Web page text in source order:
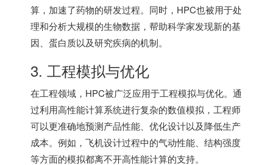
算，加速了药物的研发过程。同时，HPC也被用于处
理和分析大规模的生物数据，帮助科学家发现新的基
因、蛋白质以及研究疾病的机制。
3. 工程模拟与优化
在工程领域，HPC被广泛应用于工程模拟与优化。通
过利用高性能计算系统进行复杂的数值模拟，工程师
可以更准确地预测产品性能、优化设计以及降低生产
成本。例如，飞机设计过程中的气动性能、结构强度
等方面的模拟都离不开高性能计算的支持。